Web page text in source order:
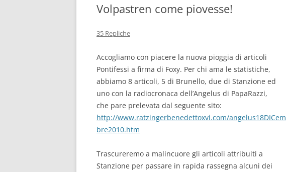
Volpastren come piovesse!
35 Repliche
Accogliamo con piacere la nuova pioggia di articoli
Pontifessi a firma di Foxy. Per chi ama le statistiche,
abbiamo 8 articoli, 5 di Brunello, due di Stanzione ed
uno con la radiocronaca dell’Angelus di PapaRazzi,
che pare prelevata dal seguente sito:
http://www.ratzingerbenedettoxvi.com/angelus18DICem
bre2010.htm
Trascureremo a malincuore gli articoli attribuiti a
Stanzione per passare in rapida rassegna alcuni dei